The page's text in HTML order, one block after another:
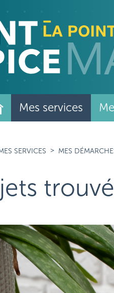
Mes services
SERVICES MES